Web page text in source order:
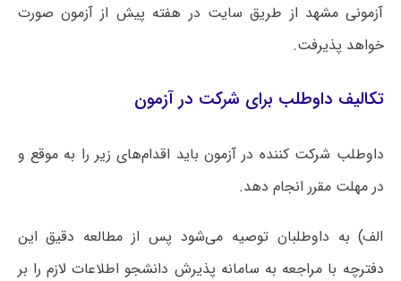
آزمونی مشهد از طریق سایت در هفته پیش از آزمون صورت
خواهد پذیرفت.
تکالیف داوطلب برای شرکت در آزمون
داوطلب شرکت کننده در آزمون باید اقدام‌های زیر را به موقع و
در مهلت مقرر انجام دهد.
الف) به داوطلبان توصیه می‌شود پس از مطالعه دقیق این
دفترچه با مراجعه به سامانه پذیرش دانشجو اطلاعات لازم را بر